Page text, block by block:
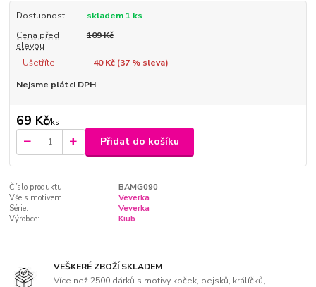
Dostupnost
skladem 1 ks
Cena před
slevou
109 Kč
Ušetříte 40 Kč (37% sleva)
Nejsme plátci DPH
69 Kč/ks
Přidat do košíku
Číslo produktu:
BAMG090
Vše s motivem:
Veverka
Série:
Veverka
Výrobce:
Kiub
VEŠKERÉ ZBOŽÍ SKLADEM
Více než 2500 dárků s motivy koček, pejsků, králíčků,